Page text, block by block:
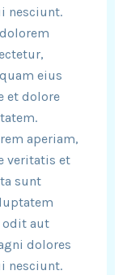
nesciunt.
eius
et dolore
aperiam,
veritatis et
sunt
odit aut
dolores
nesciunt.